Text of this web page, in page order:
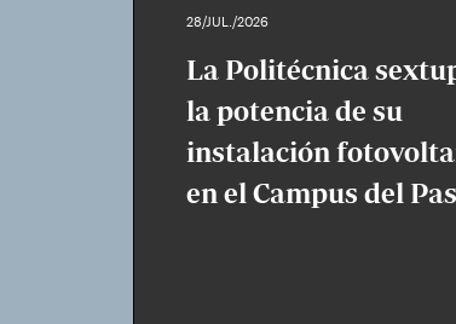
28/JUL./2026
La Politécnica
la potencia de su
instalación
en el Campus del